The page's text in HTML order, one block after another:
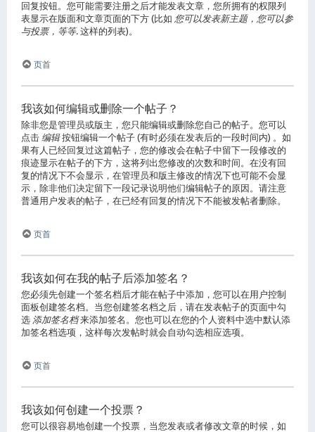
回复按钮。您可能需要注册之后才能发表文章，您所拥有的权限列
表显示在版面和文章页面的下方 (比如 您可以发表新主题，您可以参
与投票，等等. 这样的列表)。
页首
我该如何编辑或删除一个帖子？
除非您是管理员或版主，您只能编辑或删除您自己的帖子。您可以
点击 编辑按钮编辑一个帖子 (有时必须在发表后的一段时间内) 。如
果有人已经回复过这篇帖子，您的修改会在帖子中留下一段修改的
痕迹显示在帖子的下方，这将列出您修改的次数和时间。在没有回
复的情况下不会显示，在管理员和版主修改的情况下也可能不会显
示，除非他们决定留下一段记录说明他们编辑帖子的原因。请注意
普通用户发表的帖子，在已经有回复的情况下不能被发帖者删除。
页首
我该如何在我的帖子后添加签名？
您必须先创建一个签名档后才能在帖子中添加，您可以在用户控制
面板创建签名档。当您创建签名档之后，请在发表帖子的页面中勾
选 添加签名档来添加签名。您也可以在您的个人资料中选中默认添
加签名档选项，这样每次发帖时就会自动勾选相应选项。
页首
我该如何创建一个投票？
您可以很容易地创建一个投票，当您发表或者修改文章的时候，如